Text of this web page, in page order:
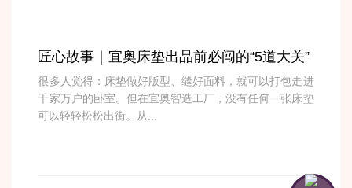
匠心故事｜宜奥床垫出品前必闯的“5道大关”
很多人觉得：床垫做好版型、缝好面料，就可以打包走进
千家万户的卧室。但在宜奥智造工厂，没有任何一张床垫
可以轻轻松松出街。从...